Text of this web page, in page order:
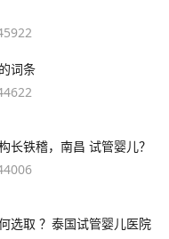
词条
长铁稽，南昌 试管婴儿？
选取 ？泰国试管婴儿医院